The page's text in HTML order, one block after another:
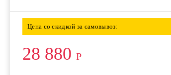
Цена со скидкой за самовывоз:
28 880 Р